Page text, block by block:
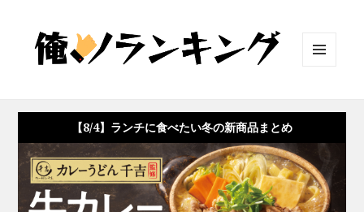
ット
【8/4】ランチに食べたい冬の新商品まとめ